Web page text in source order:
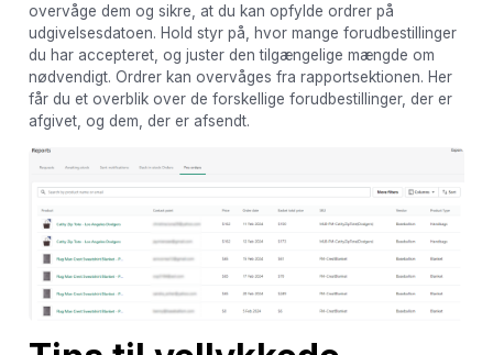
overvåge dem og sikre, at du kan opfylde ordrer på
udgivelsesdatoen. Hold styr på, hvor mange forudbestillinger
du har accepteret, og juster den tilgængelige mængde om
nødvendigt. Ordrer kan overvåges fra rapportsektionen. Her
får du et overblik over de forskellige forudbestillinger, der er
afgivet, og dem, der er afsendt.